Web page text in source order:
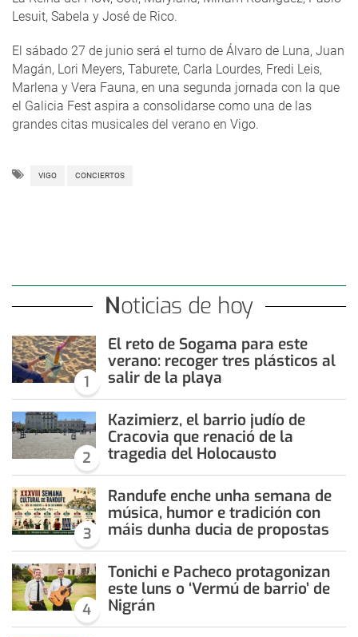
Lesuit, Sabela y José de Rico.
El sábado 27 de junio será el turno de Álvaro de Luna, Juan
Magán, Lori Meyers, Taburete, Carla Lourdes, Fredi Leis,
Marlena y Vera Fauna, en una segunda jornada con la que
el Galicia Fest aspira a consolidarse como una de las
grandes citas musicales del verano en Vigo.
VIGO CONCIERTOS
Noticias de hoy
1
El reto de Sogama para este
verano: recoger tres plásticos al
salir de la playa
2
Kazimierz, el barrio judío de
Cracovia que renació de la
tragedia del Holocausto
3
Randufe enche unha semana de
música, humor e tradición con
máis dunha ducia de propostas
4
Tonichi e Pacheco protagonizan
este luns o ‘Vermú de barrio’ de
Nigrán